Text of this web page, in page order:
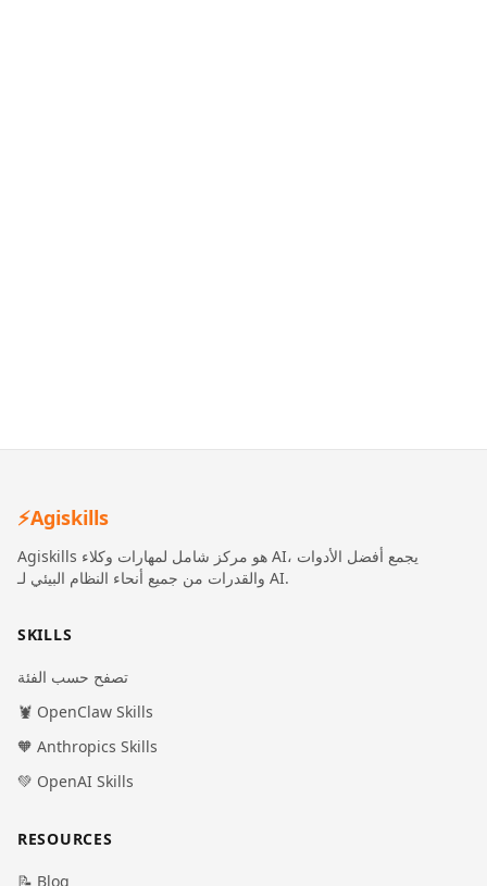
⚡Agiskills
Agiskills هو مركز شامل لمهارات وكلاء AI، يجمع أفضل الأدوات
والقدرات من جميع أنحاء النظام البيئي لـ AI.
SKILLS
تصفح حسب الفئة
🦞 OpenClaw Skills
🧡 Anthropics Skills
💚 OpenAI Skills
RESOURCES
📝 Blog